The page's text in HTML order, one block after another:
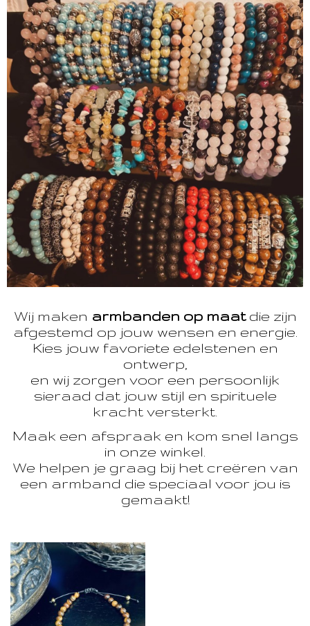
Wij maken armbanden op maatdie zijn
afgestemd op jouw wensen en energie.
Kies jouw favoriete edelstenen en
ontwerp,
en wij zorgen voor een persoonlijk
sieraad dat jouw stijl en spirituele
kracht versterkt.
Maak een afspraak en kom snel langs
in onze winkel.
We helpen je graag bij het creëren van
een armband die speciaal voor jou is
gemaakt!